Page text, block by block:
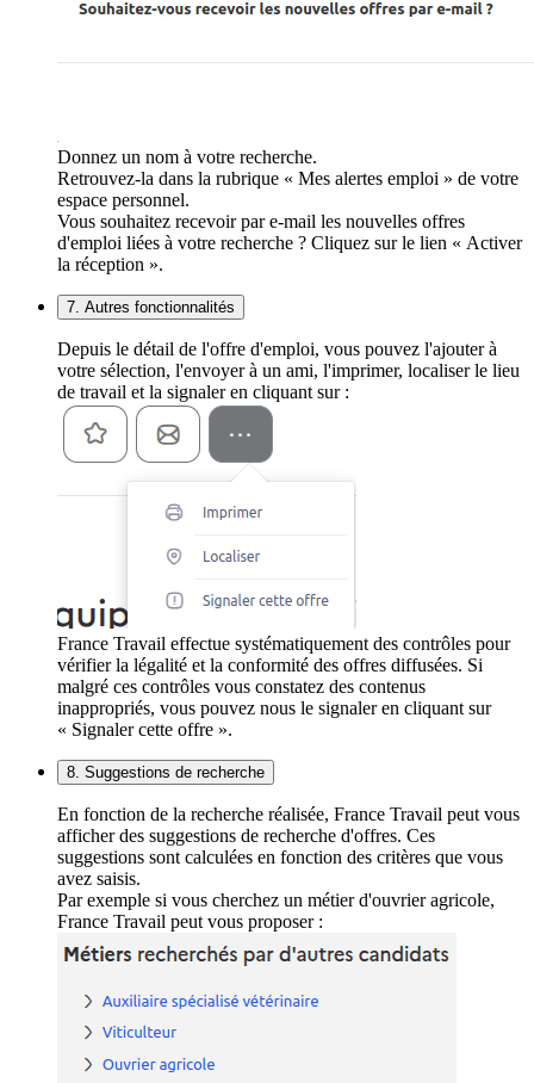
Donnez un nom à votre recherche.
Retrouvez-la dans la rubrique « Mes alertes emploi » de votre
espace personnel.
Vous souhaitez recevoir par e-mail les nouvelles offres
d'emploi liées à votre recherche ? Cliquez sur le lien « Activer
la réception ».
7. Autres fonctionnalités
Depuis le détail de l'offre d'emploi, vous pouvez l'ajouter à
votre sélection, l'envoyer à un ami, l'imprimer, localiser le lieu
de travail et la signaler en cliquant sur :
France Travail effectue systématiquement des contrôles pour
vérifier la légalité et la conformité des offres diffusées. Si
malgré ces contrôles vous constatez des contenus
inappropriés, vous pouvez nous le signaler en cliquant sur
« Signaler cette offre ».
8. Suggestions de recherche
En fonction de la recherche réalisée, France Travail peut vous
afficher des suggestions de recherche d'offres. Ces
suggestions sont calculées en fonction des critères que vous
avez saisis.
Par exemple si vous cherchez un métier d'ouvrier agricole,
France Travail peut vous proposer :